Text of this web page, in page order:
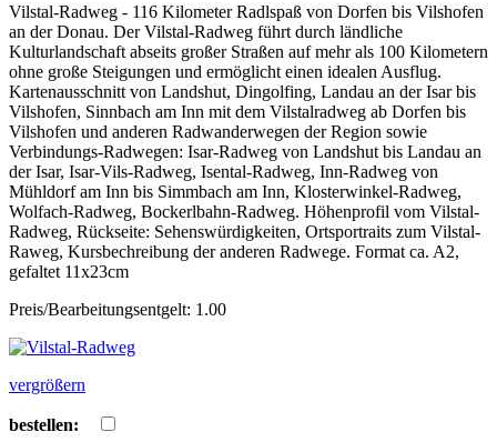
Vilstal-Radweg - 116 Kilometer Radlspaß von Dorfen bis Vilshofen
an der Donau. Der Vilstal-Radweg führt durch ländliche
Kulturlandschaft abseits großer Straßen auf mehr als 100 Kilometern
ohne große Steigungen und ermöglicht einen idealen Ausflug.
Kartenausschnitt von Landshut, Dingolfing, Landau an der Isar bis
Vilshofen, Sinnbach am Inn mit dem Vilstalradweg ab Dorfen bis
Vilshofen und anderen Radwanderwegen der Region sowie
Verbindungs-Radwegen: Isar-Radweg von Landshut bis Landau an
der Isar, Isar-Vils-Radweg, Isental-Radweg, Inn-Radweg von
Mühldorf am Inn bis Simmbach am Inn, Klosterwinkel-Radweg,
Wolfach-Radweg, Bockerlbahn-Radweg. Höhenprofil vom Vilstal-
Radweg, Rückseite: Sehenswürdigkeiten, Ortsportraits zum Vilstal-
Raweg, Kursbechreibung der anderen Radwege. Format ca. A2,
gefaltet 11x23cm
Preis/Bearbeitungsentgelt: 1.00
vergrößern
bestellen: